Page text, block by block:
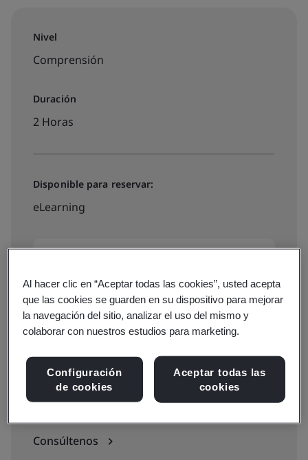
Nivel
Comprensión
Duración
2 Horas
Disponible para reservar:
eLearning
€40 IVA
Consulte precios e inscríbase
Información adicional
¿Tiene preguntas?
Consúltenos
Al hacer clic en “Aceptar todas las cookies”, usted acepta
que las cookies se guarden en su dispositivo para mejorar
la navegación del sitio, analizar el uso del mismo y
colaborar con nuestros estudios para marketing.
Configuración
de cookies
Aceptar todas las
cookies